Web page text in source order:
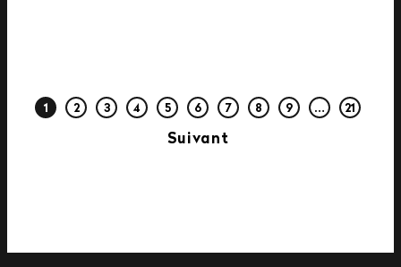
1 2 3 4 5 6 7 8 9 … 21
Suivant